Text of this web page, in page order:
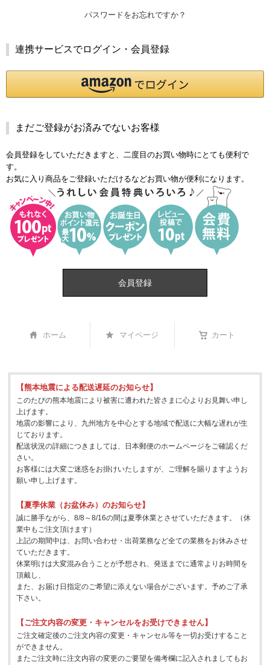
パスワードをお忘れですか？
連携サービスでログイン・会員登録
まだご登録がお済みでないお客様
会員登録をしていただきますと、二度目のお買い物時にとても便利で
す。
お気に入り商品をご登録いただけるなどお買い物が便利になります。
会員登録
ホーム マイページ カート
【熊本地震による配送遅延のお知らせ】
このたびの熊本地震により被害に遭われた皆さまに心よりお見舞い申し
上げます。
地震の影響により、九州地方を中心とする地域で配送に大幅な遅れが生
じております。
配送状況の詳細につきましては、日本郵便のホームページをご確認くだ
さい。
お客様には大変ご迷惑をお掛けいたしますが、ご理解を賜りますようお
願い申し上げます。
【夏季休業（お盆休み）のお知らせ】
誠に勝手ながら、8/8～8/16の間は夏季休業とさせていただきます。（休
業中もご注文頂けます）
上記の期間中は、お問い合わせ・出荷業務など全ての業務をお休みさせ
ていただきます。
休業明けは大変混み合うことが予想され、発送までに通常よりお時間を
頂戴し、
また、お届け日指定のご希望に添えない場合がございます。予めご了承
下さい。
【ご注文内容の変更・キャンセルをお受けできません】
ご注文確定後のご注文内容の変更・キャンセル等を一切お受けすること
ができません。
またご注文時に注文内容の変更のご要望を備考欄に記入されましてもお